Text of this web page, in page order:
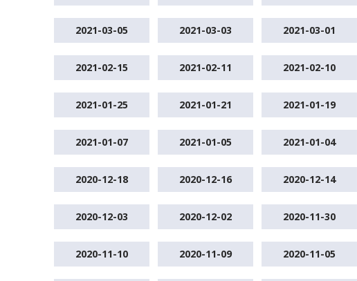
2021-03-05 2021-03-03 2021-03-01
2021-02-15 2021-02-11 2021-02-10
2021-01-25 2021-01-21 2021-01-19
2021-01-07 2021-01-05 2021-01-04
2020-12-18 2020-12-16 2020-12-14
2020-12-03 2020-12-02 2020-11-30
2020-11-10 2020-11-09 2020-11-05